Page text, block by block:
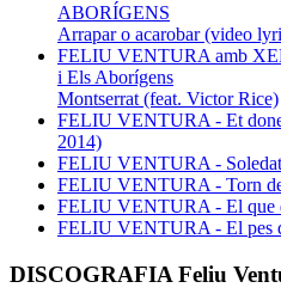
ABORÍGENS
Arrapar o acarobar (video
FELIU VENTURA amb
i Els Aborígens
Montserrat (feat. Victor Rice)
FELIU VENTURA - Et done
2014)
FELIU VENTURA - Soledat
FELIU VENTURA - Torn
FELIU VENTURA - El que
FELIU VENTURA - El pes
DISCOGRAFIA Feliu